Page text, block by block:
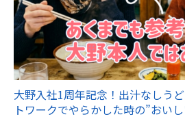
大野入社1周年記念！出汁なしう
トワークでやらかした時の”おい